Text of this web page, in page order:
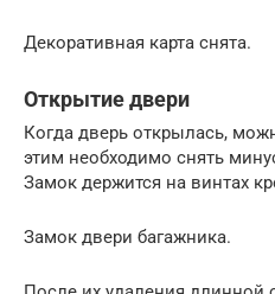
Декоративная карта снята.
Открытие двери
Когда дверь открылась,
этим необходимо снять
Замок держится на винтах
Замок двери багажника.